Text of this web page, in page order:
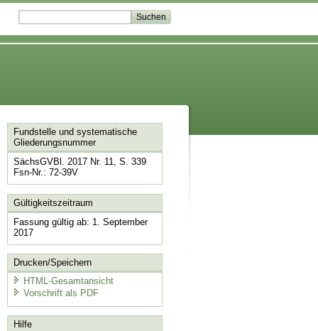
Fundstelle und systematische
Gliederungsnummer
SächsGVBl. 2017 Nr. 11, S. 339
Fsn-Nr.: 72-39V
Gültigkeitszeitraum
Fassung gültig ab: 1. September
2017
Drucken/Speichern
HTML-Gesamtansicht
Vorschrift als PDF
Hilfe